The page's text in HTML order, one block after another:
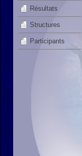
Résultats
Structures
Participants